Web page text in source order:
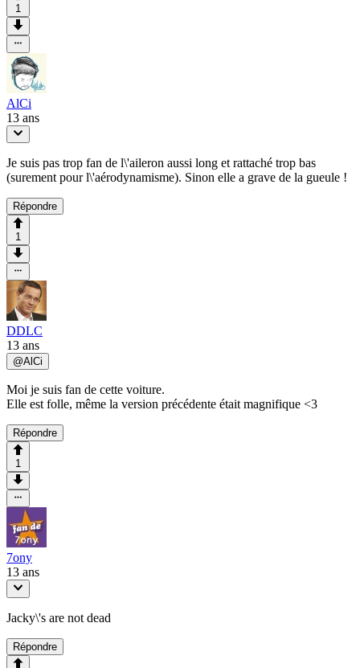
1
AlCi
13 ans
Je suis pas trop fan de l\'aileron aussi long et rattaché trop bas
(surement pour l\'aérodynamisme). Sinon elle a grave de la gueule !
Répondre
1
DDLC
13 ans
@AlCi
Moi je suis fan de cette voiture.
Elle est folle, même la version précédente était magnifique <3
Répondre
1
7ony
13 ans
Jacky\'s are not dead
Répondre